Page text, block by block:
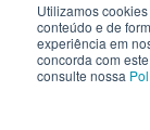
Utilizamos
conteúdo e de
experiência em
concorda com
consulte nossa
Greenpeace Brasil
sem fins lucrativos
devidos sobre suas